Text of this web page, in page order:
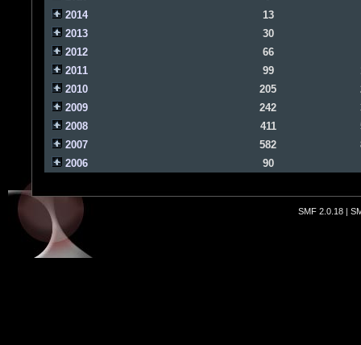
2014
13
2013
30
2012
66
2011
99
2010
205
2009
242
2008
411
2007
582
2006
90
SMF 2.0.18 |